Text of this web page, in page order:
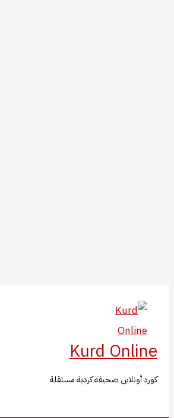
المحتوى
Kurd Online
كورد أونلاين صحيفة كردية مستقلة